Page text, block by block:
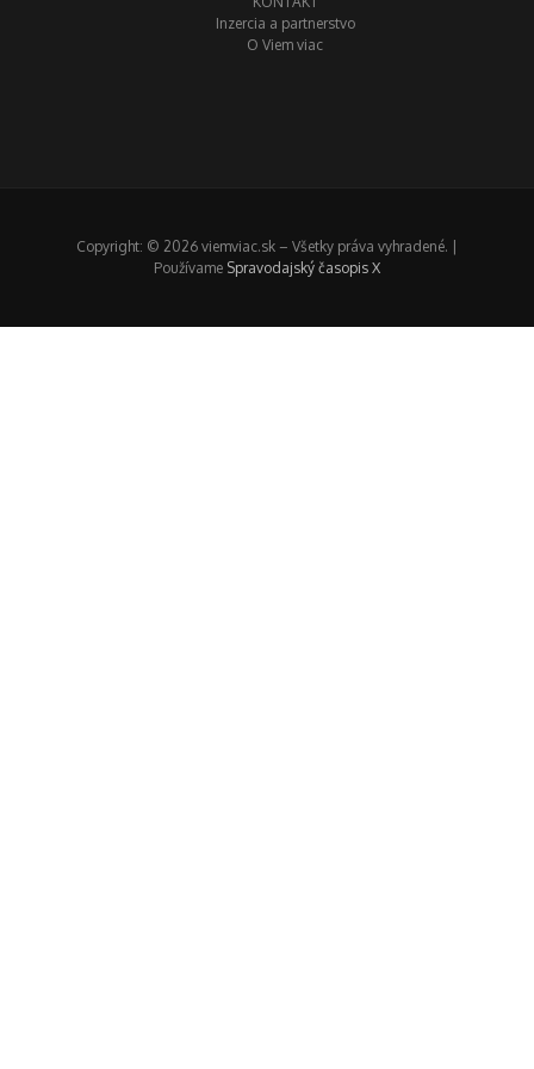
Inzercia a partnerstvo
O Viem viac
Copyright: © 2026 viemviac.sk – Všetky práva vyhradené. |
Používame Spravodajský časopis X